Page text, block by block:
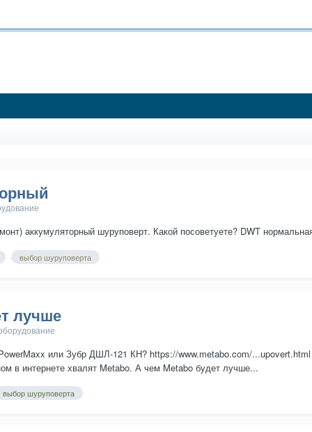
аккумуляторный шуруповерт. Какой посоветуете? DWT
выбор шуруповерта
лучше
или Зубр ДШЛ-121 КН? https://www.metabo.com/
в интернете хвалят Metabo. А чем Metabo будет лучше...
выбор шуруповерта